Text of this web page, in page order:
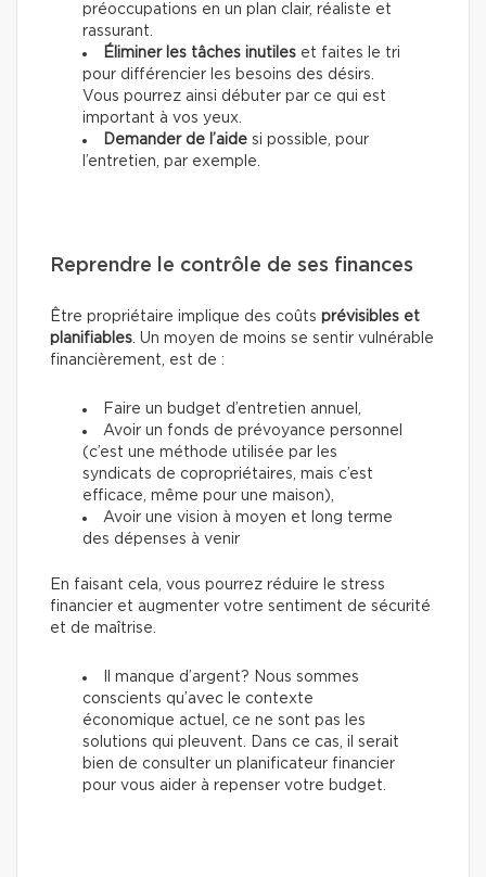
préoccupations en un plan clair, réaliste et
rassurant.
Éliminer les tâches inutiles et faites le tri
pour différencier les besoins des désirs.
Vous pourrez ainsi débuter par ce qui est
important à vos yeux.
Demander de l’aide si possible, pour
l’entretien, par exemple.
Reprendre le contrôle de ses finances
Être propriétaire implique des coûts prévisibles et
planifiables . Un moyen de moins se sentir vulnérable
financièrement, est de :
Faire un budget d’entretien annuel,
Avoir un fonds de prévoyance personnel
(c’est une méthode utilisée par les
syndicats de copropriétaires, mais c’est
efficace, même pour une maison),
Avoir une vision à moyen et long terme
des dépenses à venir
En faisant cela, vous pourrez réduire le stress
financier et augmenter votre sentiment de sécurité
et de maîtrise.
Il manque d’argent? Nous sommes
conscients qu’avec le contexte
économique actuel, ce ne sont pas les
solutions qui pleuvent. Dans ce cas, il serait
bien de consulter un planificateur financier
pour vous aider à repenser votre budget.